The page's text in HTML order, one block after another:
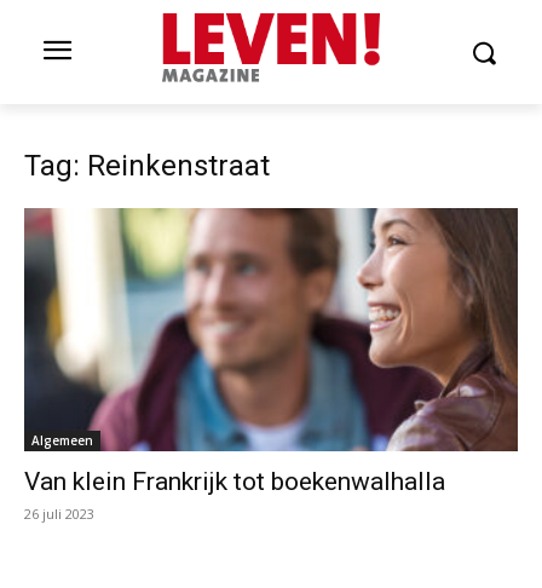
Tag: Reinkenstraat
Algemeen
Van klein Frankrijk tot boekenwalhalla
26 juli 2023